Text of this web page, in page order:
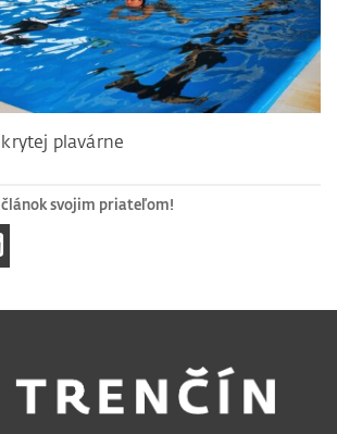
plavárne
svojim priateľom!